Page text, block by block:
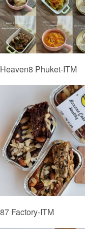
Heaven8 Phuket-ITM
87 Factory-ITM